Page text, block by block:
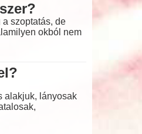
szoptatás, de
okból nem
alakjuk, lányosak